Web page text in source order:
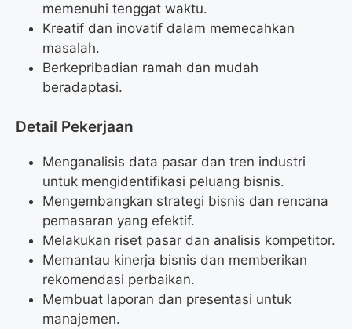
memenuhi tenggat waktu.
Kreatif dan inovatif dalam memecahkan
masalah.
Berkepribadian ramah dan mudah
beradaptasi.
Detail Pekerjaan
Menganalisis data pasar dan tren industri
untuk mengidentifikasi peluang bisnis.
Mengembangkan strategi bisnis dan rencana
pemasaran yang efektif.
Melakukan riset pasar dan analisis kompetitor.
Memantau kinerja bisnis dan memberikan
rekomendasi perbaikan.
Membuat laporan dan presentasi untuk
manajemen.